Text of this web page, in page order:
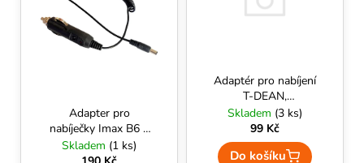
Adapter pro
nabíječky Imax B6 +
B6AC do
autozásuvky
Skladem (1 ks)
Adaptér pro nabíjení
T-DEAN,
krokosvorky
Skladem (3 ks)
99 Kč
Do košíku